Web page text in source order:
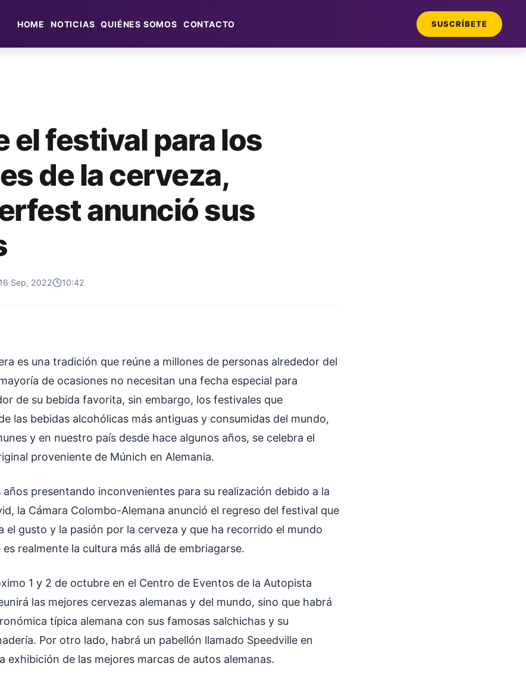
HOME NOTICIAS QUIÉNES SOMOS CONTACTO SUSCRÍBETE
el festival para los
de la cerveza,
anunció sus
16 Sep, 2022 10:42
es una tradición que reúne a millones de personas alrededor del
de ocasiones no necesitan una fecha especial para
de su bebida favorita, sin embargo, los festivales que
las bebidas alcohólicas más antiguas y consumidas del mundo,
y en nuestro país desde hace algunos años, se celebra el
proveniente de Múnich en Alemania.
años presentando inconvenientes para su realización debido a la
la Cámara Colombo-Alemana anunció el regreso del festival que
el gusto y la pasión por la cerveza y que ha recorrido el mundo
realmente la cultura más allá de embriagarse.
1 y 2 de octubre en el Centro de Eventos de la Autopista
las mejores cervezas alemanas y del mundo, sino que habrá
típica alemana con sus famosas salchichas y su
Por otro lado, habrá un pabellón llamado Speedville en
exhibición de las mejores marcas de autos alemanas.